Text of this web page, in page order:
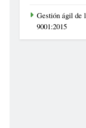
Gestión ágil de
9001:2015